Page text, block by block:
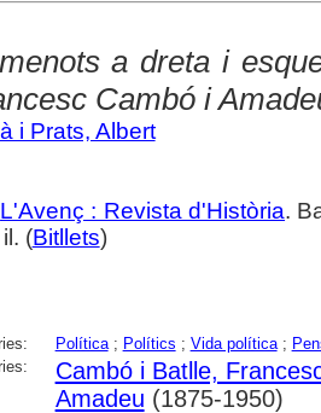
a dreta i
Cambó i
i Prats, Albert
L'Avenç : Revista d'Història.
(Bitllets)
Política; Polítics ; Vida política;
Cambó i Batlle,
Amadeu (1875-1950)